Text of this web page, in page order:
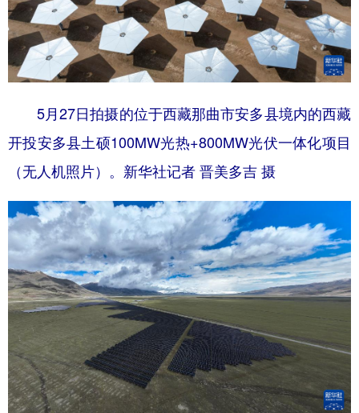
5月27日拍摄的位于西藏那曲市安多县境内的西藏
开投安多县土硕100MW光热+800MW光伏一体化项目
（无人机照片）。新华社记者 晋美多吉 摄